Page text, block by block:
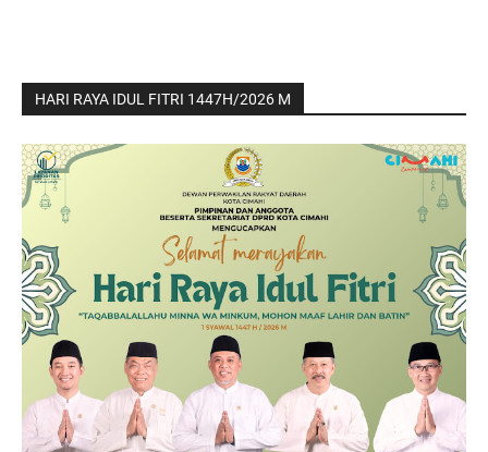
HARI RAYA IDUL FITRI 1447H/2026 M